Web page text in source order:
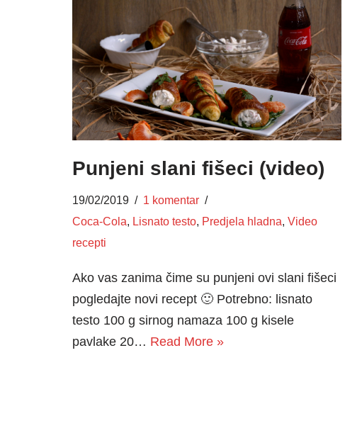
Punjeni slani fišeci (video)
19/02/2019
1 komentar
Coca-Cola, Lisnato testo, Predjela hladna, Video
recepti
Ako vas zanima čime su punjeni ovi slani fišeci
pogledajte novi recept 🙂 Potrebno: lisnato
testo 100 g sirnog namaza 100 g kisele
pavlake 20… Read More »